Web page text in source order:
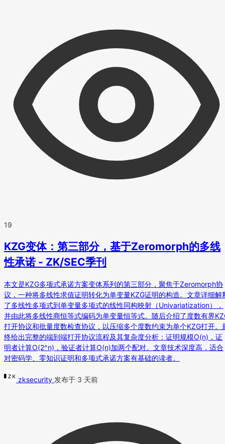
19
KZG变体：第三部分，基于Zeromorph的多线
性承诺 - ZK/SEC季刊
本文是KZG多项式承诺方案变体系列的第三部分，聚焦于Zeromorph协
议，一种将多线性求值证明转化为单变量KZG证明的构造。文章详细解
了多线性多项式到单变量多项式的线性同构映射（Univariatization），
并由此将多线性商恒等式编码为单变量恒等式。随后介绍了度数有界
打开协议和批量度数检查协议，以压缩多个度数约束为单个KZG打开。
终给出完整的端到端打开协议流程及其复杂度分析：证明规模O(n)，证
明者计算O(2^n)，验证者计算O(n)加两个配对。文章技术深度高，适合
对密码学、零知识证明和多项式承诺方案有基础的读者。
zksecurity 发布于 3 天前